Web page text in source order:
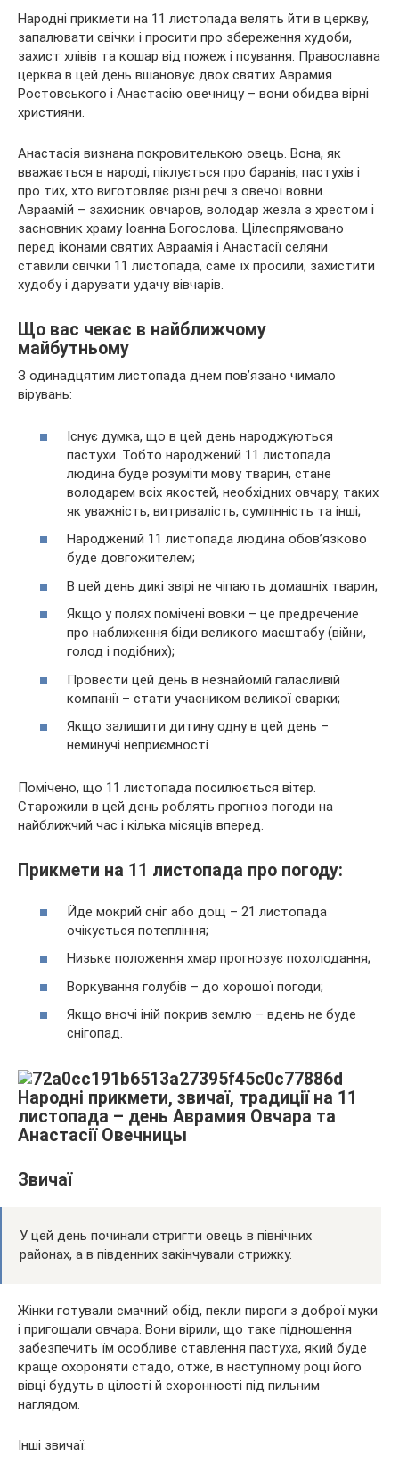
Народні прикмети на 11 листопада велять йти в церкву,
запалювати свічки і просити про збереження худоби,
захист хлівів та кошар від пожеж і псування. Православна
церква в цей день вшановує двох святих Аврамия
Ростовського і Анастасію овечницу – вони обидва вірні
християни.
Анастасія визнана покровителькою овець. Вона, як
вважається в народі, піклується про баранів, пастухів і
про тих, хто виготовляє різні речі з овечої вовни.
Авраамій – захисник овчаров, володар жезла з хрестом і
засновник храму Іоанна Богослова. Цілеспрямовано
перед іконами святих Авраамія і Анастасії селяни
ставили свічки 11 листопада, саме їх просили, захистити
худобу і дарувати удачу вівчарів.
Що вас чекає в найближчому
майбутньому
З одинадцятим листопада днем пов’язано чимало
вірувань:
Існує думка, що в цей день народжуються
пастухи. Тобто народжений 11 листопада
людина буде розуміти мову тварин, стане
володарем всіх якостей, необхідних овчару, таких
як уважність, витривалість, сумлінність та інші;
Народжений 11 листопада людина обов’язково
буде довгожителем;
В цей день дикі звірі не чіпають домашніх тварин;
Якщо у полях помічені вовки – це предречение
про наближення біди великого масштабу (війни,
голод і подібних);
Провести цей день в незнайомій галасливій
компанії – стати учасником великої сварки;
Якщо залишити дитину одну в цей день –
неминучі неприємності.
Помічено, що 11 листопада посилюється вітер.
Старожили в цей день роблять прогноз погоди на
найближчий час і кілька місяців вперед.
Прикмети на 11 листопада про погоду:
Йде мокрий сніг або дощ – 21 листопада
очікується потепління;
Низьке положення хмар прогнозує похолодання;
Воркування голубів – до хорошої погоди;
Якщо вночі іній покрив землю – вдень не буде
снігопад.
Звичаї
У цей день починали стригти овець в північних
районах, а в південних закінчували стрижку.
Жінки готували смачний обід, пекли пироги з доброї муки
і пригощали овчара. Вони вірили, що таке підношення
забезпечить їм особливе ставлення пастуха, який буде
краще охороняти стадо, отже, в наступному році його
вівці будуть в цілості й схоронності під пильним
наглядом.
Інші звичаї: